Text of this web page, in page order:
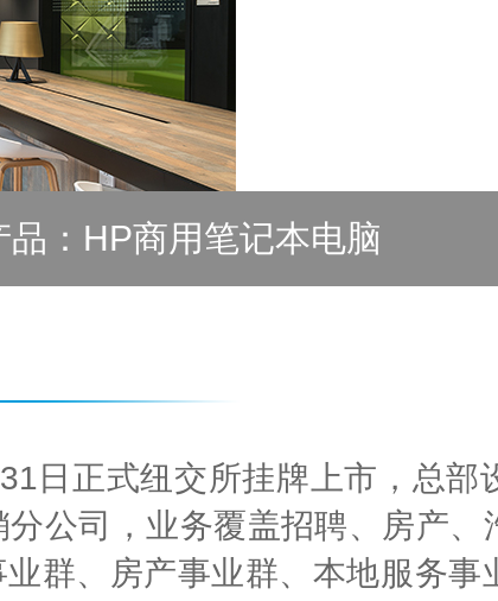
品：HP商用笔记本电脑
日正式纽交所挂牌上市，总部
公司，业务覆盖招聘、房产
群、房产事业群、本地服务事